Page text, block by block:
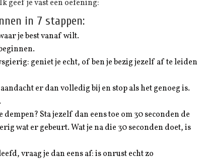
geef je vast een oefening:
in 7 stappen:
je best vanaf wilt.
geniet je echt, of ben je bezig jezelf af te leiden
er dan volledig bij en stop als het genoeg is.
Sta jezelf dan eens toe om 30 seconden de
wat er gebeurt. Wat je na die 30 seconden doet, is
vraag je dan eens af: is onrust echt zo